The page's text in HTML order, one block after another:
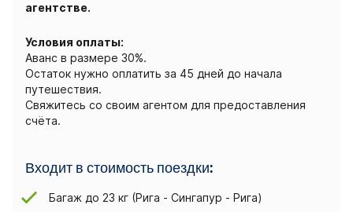
агентстве.
Условия оплаты:
Аванс в размере 30%.
Остаток нужно оплатить за 45 дней до начала
путешествия.
Свяжитесь со своим агентом для предоставления
счёта.
Входит в стоимость поездки:
Багаж до 23 кг (Рига - Сингапур - Рига)